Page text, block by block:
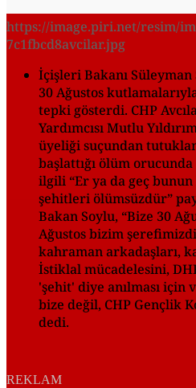
https://image.piri.net/resim/
7c1fbcd8avcilar.jpg
İçişleri Bakanı
30 Ağustos
tepki gösterdi. CHP
Yardımcısı Mutlu
üyeliği suçundan
başlattığı ölüm
ilgili “Er ya da geç
şehitleri ölümsüzdür”
Bakan Soylu, “Bize 30
Ağustos bizim
kahraman arkadaşları,
İstiklal mücadelesini,
'şehit' diye anılması için
bize değil, CHP Gençlik
dedi.
REKLAM